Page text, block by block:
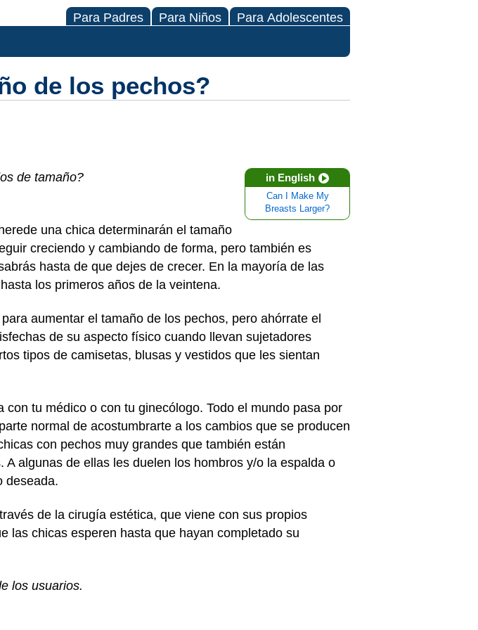
Para Padres Para Niños Para Adolescentes
de los pechos?
in English
Can I Make My
Breasts Larger?
de tamaño?
una chica determinarán el tamaño
creciendo y cambiando de forma, pero también es
hasta de que dejes de crecer. En la mayoría de las
los primeros años de la veintena.
aumentar el tamaño de los pechos, pero ahórrate el
de su aspecto físico cuando llevan sujetadores
tipos de camisetas, blusas y vestidos que les sientan
tu médico o con tu ginecólogo. Todo el mundo pasa por
normal de acostumbrarte a los cambios que se producen
con pechos muy grandes que también están
algunas de ellas les duelen los hombros y/o la espalda o
deseada.
de la cirugía estética, que viene con sus propios
las chicas esperen hasta que hayan completado su
los usuarios.